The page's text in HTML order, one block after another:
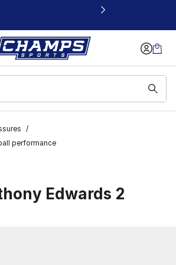
une nouvelle fenêtre
/
performance
Edwards 2